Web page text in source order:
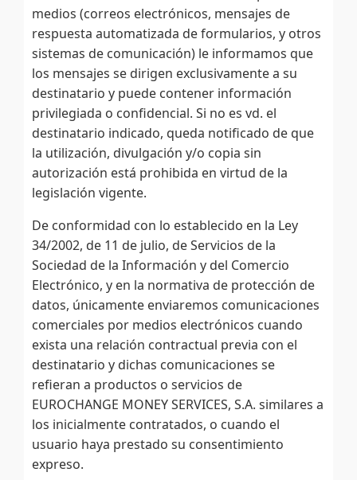
medios (correos electrónicos, mensajes de
respuesta automatizada de formularios, y otros
sistemas de comunicación) le informamos que
los mensajes se dirigen exclusivamente a su
destinatario y puede contener información
privilegiada o confidencial. Si no es vd. el
destinatario indicado, queda notificado de que
la utilización, divulgación y/o copia sin
autorización está prohibida en virtud de la
legislación vigente.
De conformidad con lo establecido en la Ley
34/2002, de 11 de julio, de Servicios de la
Sociedad de la Información y del Comercio
Electrónico, y en la normativa de protección de
datos, únicamente enviaremos comunicaciones
comerciales por medios electrónicos cuando
exista una relación contractual previa con el
destinatario y dichas comunicaciones se
refieran a productos o servicios de
EUROCHANGE MONEY SERVICES, S.A. similares a
los inicialmente contratados, o cuando el
usuario haya prestado su consentimiento
expreso.